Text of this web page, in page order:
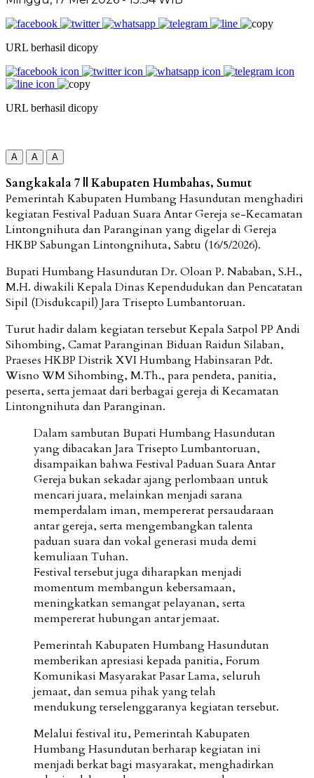
URL berhasil dicopy
URL berhasil dicopy
A A A
Sangkakala 7 || Kabupaten Humbahas, Sumut
Pemerintah Kabupaten Humbang Hasundutan menghadiri
kegiatan Festival Paduan Suara Antar Gereja se-Kecamatan
Lintongnihuta dan Paranginan yang digelar di Gereja
HKBP Sabungan Lintongnihuta, Sabtu (16/5/2026).
Bupati Humbang Hasundutan Dr. Oloan P. Nababan, S.H.,
M.H. diwakili Kepala Dinas Kependudukan dan Pencatatan
Sipil (Disdukcapil) Jara Trisepto Lumbantoruan.
Turut hadir dalam kegiatan tersebut Kepala Satpol PP Andi
Sihombing, Camat Paranginan Biduan Raidun Silaban,
Praeses HKBP Distrik XVI Humbang Habinsaran Pdt.
Wisno WM Sihombing, M.Th., para pendeta, panitia,
peserta, serta jemaat dari berbagai gereja di Kecamatan
Lintongnihuta dan Paranginan.
Dalam sambutan Bupati Humbang Hasundutan
yang dibacakan Jara Trisepto Lumbantoruan,
disampaikan bahwa Festival Paduan Suara Antar
Gereja bukan sekadar ajang perlombaan untuk
mencari juara, melainkan menjadi sarana
memperdalam iman, mempererat persaudaraan
antar gereja, serta mengembangkan talenta
paduan suara dan vokal generasi muda demi
kemuliaan Tuhan.
Festival tersebut juga diharapkan menjadi
momentum membangun kebersamaan,
meningkatkan semangat pelayanan, serta
mempererat hubungan antar jemaat.
Pemerintah Kabupaten Humbang Hasundutan
memberikan apresiasi kepada panitia, Forum
Komunikasi Masyarakat Pasar Lama, seluruh
jemaat, dan semua pihak yang telah
mendukung terselenggaranya kegiatan tersebut.
Melalui festival itu, Pemerintah Kabupaten
Humbang Hasundutan berharap kegiatan ini
menjadi berkat bagi masyarakat, menghadirkan